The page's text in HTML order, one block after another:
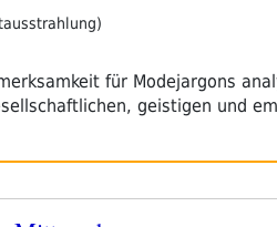
für Modejargons
geistigen und